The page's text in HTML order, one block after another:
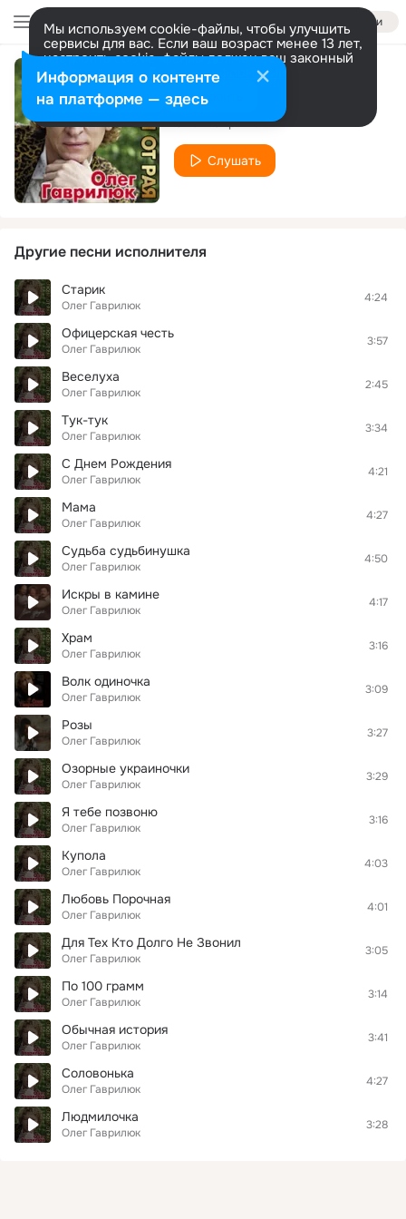
Войти
Мы используем cookie-файлы, чтобы улучшить
сервисы для вас. Если ваш возраст менее 13 лет,
настроить cookie-файлы должен ваш законный
представитель. Больше информации
Разрешить все Настроить
Чужие лебеди
Олег Гаврилюк
Слушать
Другие песни исполнителя
Старик
Олег Гаврилюк
4:24
Офицерская честь
Олег Гаврилюк
3:57
Веселуха
Олег Гаврилюк
2:45
Тук-тук
Олег Гаврилюк
3:34
С Днем Рождения
Олег Гаврилюк
4:21
Мама
Олег Гаврилюк
4:27
Судьба судьбинушка
Олег Гаврилюк
4:50
Искры в камине
Олег Гаврилюк
4:17
Храм
Олег Гаврилюк
3:16
Волк одиночка
Олег Гаврилюк
3:09
Розы
Олег Гаврилюк
3:27
Озорные украиночки
Олег Гаврилюк
3:29
Я тебе позвоню
Олег Гаврилюк
3:16
Купола
Олег Гаврилюк
4:03
Любовь Порочная
Олег Гаврилюк
4:01
Для Тех Кто Долго Не Звонил
Олег Гаврилюк
3:05
По 100 грамм
Олег Гаврилюк
3:14
Обычная история
Олег Гаврилюк
3:41
Соловонька
Олег Гаврилюк
4:27
Людмилочка
Олег Гаврилюк
3:28
Информация о контенте
на платформе — здесь